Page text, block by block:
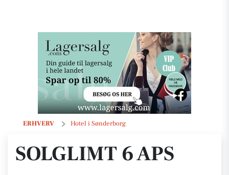
ERHVERV Hotel i Sønderborg
Solglimt 6 ApS
SOLGLIMT 6 APS